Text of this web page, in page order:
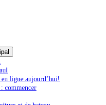
ligne aujourd’hui!
commencer